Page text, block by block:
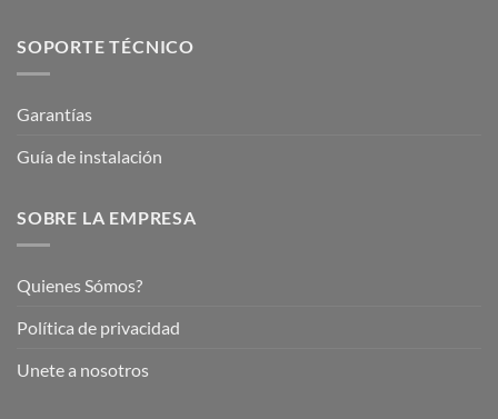
SOPORTE TÉCNICO
Garantías
Guía de instalación
SOBRE LA EMPRESA
Quienes Sómos?
Política de privacidad
Unete a nosotros